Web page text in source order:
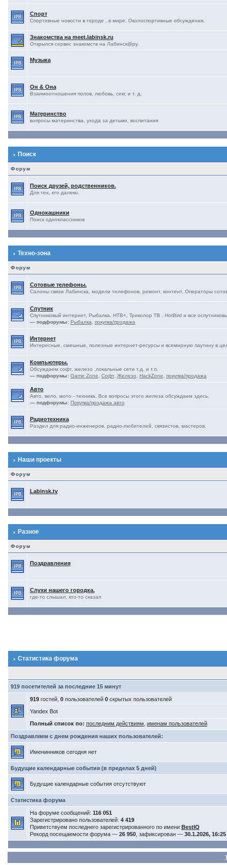
Спорт
Спортивные новости в городе , в мире. Околоспортивные обсуждения.
Знакомства на meet.labinsk.ru
Открылся сервис знакомств на Лабинск@ру.
Музыка
Он & Она
Взаимоотношения полов, любовь, секс и т. д.
Материнство
вопросы материнства, ухода за детьми, воспитания
Поиск
Форум
Поиск друзей, родственников.
Для тех, кто далеко.
Однокашники
Поиск одноклассников
Техно-зона
Форум
Сотовые телефоны.
Салоны связи Лабинска, модели телефонов, ремонт, контент, Операторы
Спутник
Спутниковый интернет, Рыбалка, НТВ+, Триколор ТВ , HotBird и все
— подфорумы: Рыбалка покупка/продажа
Интернет
Интересные, смешные, полезные интернет-ресурсы и всемирную паутину в
Компьютеры.
Обсуждаем софт, железо ,локальные сети т.д. и т.п.
— подфорумы: Game Zone Софт, Железо HackZone покупка/продажа
Авто
Авто, вело, мото - техника. Все вопросы этого железа обсуждаем здесь.
— подфорумы: Покупка/продажа авто
Радиотехника
Раздел для радио-инженеров, радио-любителей, связистов, мастеров.
Наши проекты
Форум
Labinsk.tv
Разное
Форум
Поздравления
Слухи нашего городка.
где-то слышал, кто-то сказал
Статистика форума
919 посетителей за последние 15 минут
919гостей, 0пользователей 0скрытых пользователей
Yandex Bot
Полный список по: последним действиям именам пользователей
Поздравляем с днем рождения наших пользователей:
Именинников сегодня нет
Будущие календарные события (в пределах 5 дней)
Будущие календарные события отсутствуют
Статистика форума
На форуме сообщений: 116 051
Зарегистрировано пользователей: 4 419
Приветствуем последнего зарегистрированного по имени BestIQ
Рекорд посещаемости форума — 26 950, зафиксирован — 30.1.2026, 16:25